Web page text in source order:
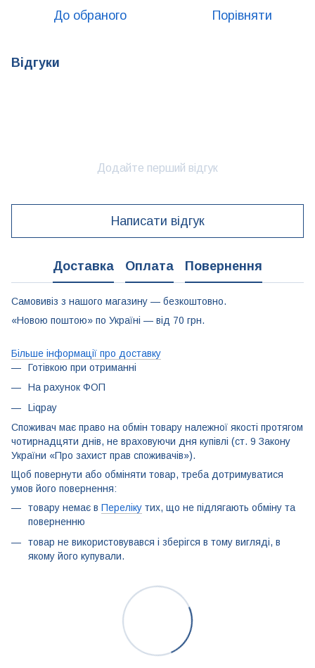
До обраного Порівняти
Відгуки
Додайте перший відгук
Написати відгук
Доставка Оплата Повернення
Самовивіз з нашого магазину — безкоштовно.
«Новою поштою» по Україні — від 70 грн.
Більше інформації про доставку
Готівкою при отриманні
На рахунок ФОП
Liqpay
Споживач має право на обмін товару належної якості протягом
чотирнадцяти днів, не враховуючи дня купівлі (ст. 9 Закону
України «Про захист прав споживачів»).
Щоб повернути або обміняти товар, треба дотримуватися
умов його повернення:
товару немає в Переліку тих, що не підлягають обміну та
поверненню
товар не використовувався і зберігся в тому вигляді, в
якому його купували.